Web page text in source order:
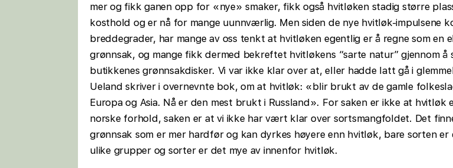
mer og fikk ganen opp for «nye» smaker, fikk også hvitløken stadig større
kosthold og er nå for mange uunnværlig. Men siden de nye hvitløk-impulsene
breddegrader, har mange av oss tenkt at hvitløken egentlig er å regne som en
grønnsak, og mange fikk dermed bekreftet hvitløkens “sarte natur” gjennom
butikkenes grønnsakdisker. Vi var ikke klar over at, eller hadde latt gå i
Ueland skriver i overnevnte bok, om at hvitløk: «blir brukt av de gamle
Europa og Asia. Nå er den mest brukt i Russland». For saken er ikke at hvitløk
norske forhold, saken er at vi ikke har vært klar over sortsmangfoldet. Det
grønnsak som er mer hardfør og kan dyrkes høyere enn hvitløk, bare sorten er
ulike grupper og sorter er det mye av innenfor hvitløk.